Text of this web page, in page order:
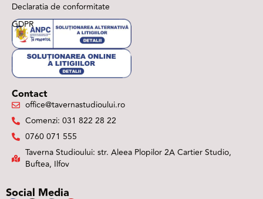
Declaratia de conformitate
GDPR
Contact
office@tavernastudioului.ro
Comenzi: 031 822 28 22
0760 071 555
Taverna Studioului: str. Aleea Plopilor 2A Cartier Studio,
Buftea, Ilfov
Social Media